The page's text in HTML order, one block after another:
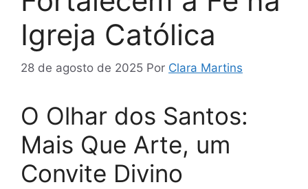
Igreja Católica
28 de agosto de 2025 Por Clara Martins
O Olhar dos Santos:
Mais Que Arte, um
Convite Divino